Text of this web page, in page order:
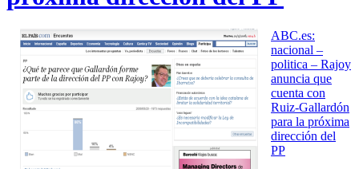
ABC.es:
nacional –
politica – Rajoy
anuncia que
cuenta con
Ruiz-Gallardón
para la próxima
dirección del
PP